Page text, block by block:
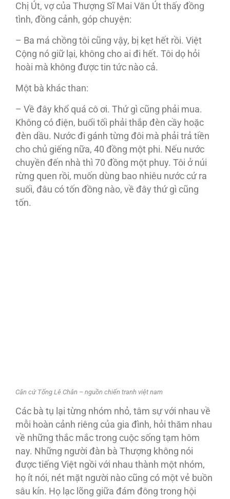
Chị Út, vợ của Thượng Sĩ Mai Văn Út thấy đồng
tình, đồng cảnh, góp chuyện:
– Ba má chồng tôi cũng vậy, bị kẹt hết rồi. Việt
Cộng nó giữ lại, không cho ai đi hết. Tôi dọ hỏi
hoài mà không được tin tức nào cả.
Một bà khác than:
– Về đây khổ quá cô ơi. Thứ gì cũng phải mua.
Không có điện, buổi tối phải thắp đèn cầy hoặc
đèn dầu. Nước đi gánh từng đôi mà phải trả tiền
cho chủ giếng nữa, 40 đồng một phi. Nếu nước
chuyền đến nhà thì 70 đồng một phuy. Tôi ở núi
rừng quen rồi, muốn dùng bao nhiêu nước cứ ra
suối, đâu có tốn đồng nào, về đây thứ gì cũng
tốn.
Căn cứ Tống Lê Chân – nguồn chiến tranh việt nam
Các bà tụ lại từng nhóm nhỏ, tâm sự với nhau về
mỗi hoàn cảnh riêng của gia đình, hỏi thăm nhau
về những thắc mắc trong cuộc sống tạm hôm
nay. Những người đàn bà Thượng không nói
được tiếng Việt ngồi với nhau thành một nhóm,
họ ít nói, nét mặt người nào cũng có một vẻ buồn
sâu kín. Họ lạc lõng giữa đám đông trong hội